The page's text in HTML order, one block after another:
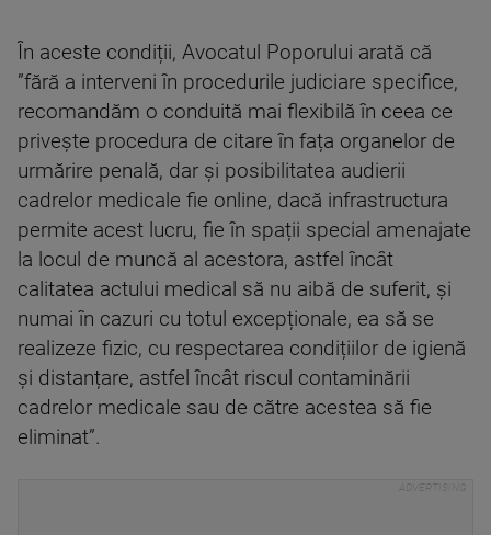
În aceste condiții, Avocatul Poporului arată că
”fără a interveni în procedurile judiciare specifice,
recomandăm o conduită mai flexibilă în ceea ce
privește procedura de citare în fața organelor de
urmărire penală, dar și posibilitatea audierii
cadrelor medicale fie online, dacă infrastructura
permite acest lucru, fie în spații special amenajate
la locul de muncă al acestora, astfel încât
calitatea actului medical să nu aibă de suferit, și
numai în cazuri cu totul excepționale, ea să se
realizeze fizic, cu respectarea condițiilor de igienă
și distanțare, astfel încât riscul contaminării
cadrelor medicale sau de către acestea să fie
eliminat”.